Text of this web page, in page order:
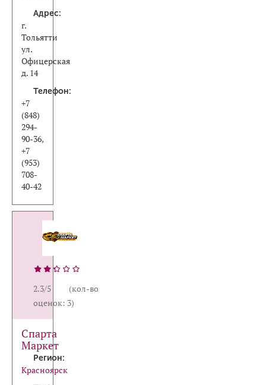
Адрес:
г.
Тольятти
ул.
Офицерская
д. 14
Телефон:
+7
(848)
294-
90-36,
+7
(953)
708-
40-42
2.3/5 (кол-во
оценок: 3)
Спарта
Маркет
Регион:
Красноярск